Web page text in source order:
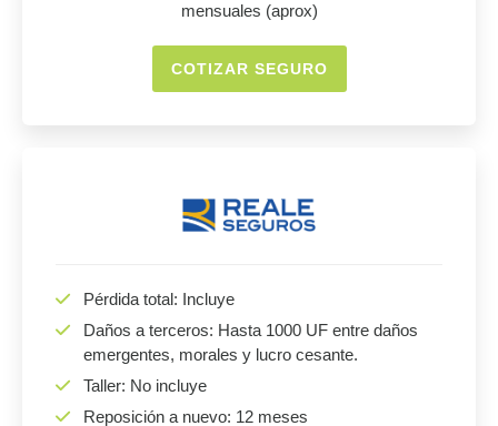
mensuales (aprox)
COTIZAR SEGURO
Pérdida total: Incluye
Daños a terceros: Hasta 1000 UF entre daños
emergentes, morales y lucro cesante.
Taller: No incluye
Reposición a nuevo: 12 meses